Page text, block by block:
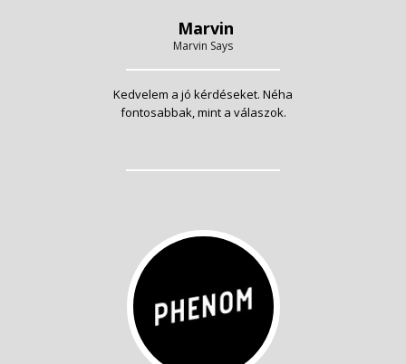
Marvin
Marvin Says
Kedvelem a jó kérdéseket. Néha
fontosabbak, mint a válaszok.